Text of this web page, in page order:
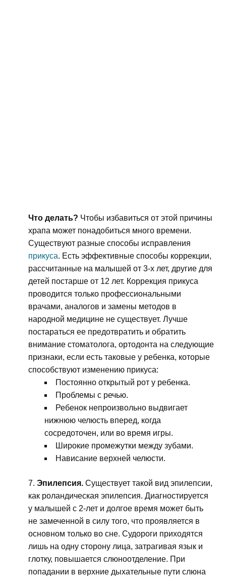
Что делать? Чтобы избавиться от этой причины
храпа может понадобиться много времени.
Существуют разные способы исправления
прикуса. Есть эффективные способы коррекции,
рассчитанные на малышей от 3-х лет, другие для
детей постарше от 12 лет. Коррекция прикуса
проводится только профессиональными
врачами, аналогов и замены методов в
народной медицине не существует. Лучше
постараться ее предотвратить и обратить
внимание стоматолога, ортодонта на следующие
признаки, если есть таковые у ребенка, которые
способствуют изменению прикуса:
Постоянно открытый рот у ребенка.
Проблемы с речью.
Ребенок непроизвольно выдвигает
нижнюю челюсть вперед, когда
сосредоточен, или во время игры.
Широкие промежутки между зубами.
Нависание верхней челюсти.
Эпилепсия. Существует такой вид эпилепсии,
как роландическая эпилепсия. Диагностируется
у малышей с 2-лет и долгое время может быть
не замеченной в силу того, что проявляется в
основном только во сне. Судороги приходятся
лишь на одну сторону лица, затрагивая язык и
глотку, повышается слюноотделение. При
попадании в верхние дыхательные пути слюна